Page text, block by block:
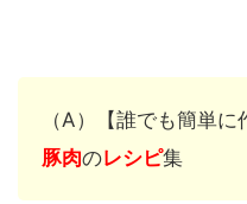
（A）【誰でも簡単に
豚肉のレシピ集